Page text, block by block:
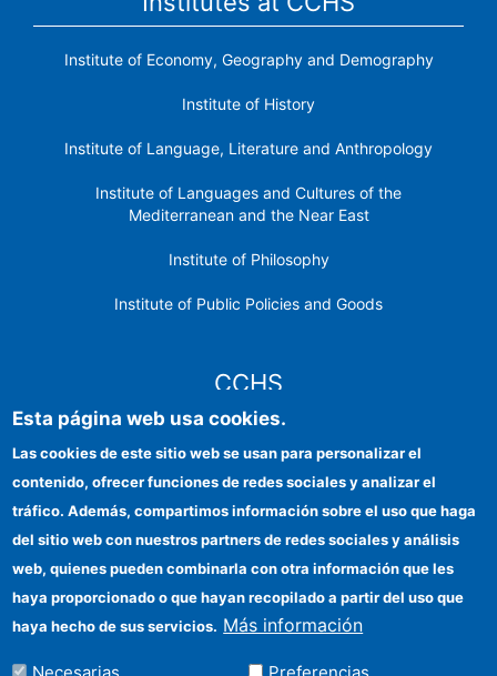
Institute of Economy, Geography and Demography
Institute of History
Institute of Language, Literature and Anthropology
Institute of Languages ​​and Cultures of the
Mediterranean and the Near East
Institute of Philosophy
Institute of Public Policies and Goods
CCHS
Institutional identity
FEDER funds
Funding entities
Contact
Esta página web usa cookies.
Las cookies de este sitio web se usan para personalizar el
contenido, ofrecer funciones de redes sociales y analizar el
tráfico. Además, compartimos información sobre el uso que haga
del sitio web con nuestros partners de redes sociales y análisis
web, quienes pueden combinarla con otra información que les
haya proporcionado o que hayan recopilado a partir del uso que
haya hecho de sus servicios. Más información